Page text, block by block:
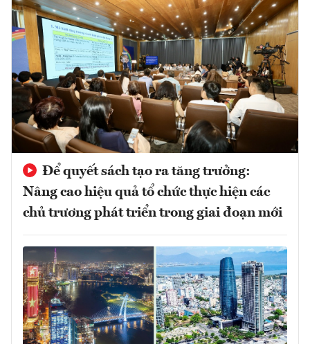
Để quyết sách tạo ra tăng trưởng:
Nâng cao hiệu quả tổ chức thực hiện các
chủ trương phát triển trong giai đoạn mới